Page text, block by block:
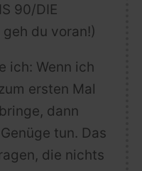
90/DIE
geh du voran!)
ich: Wenn ich
ersten Mal
dann
tun. Das
die nichts